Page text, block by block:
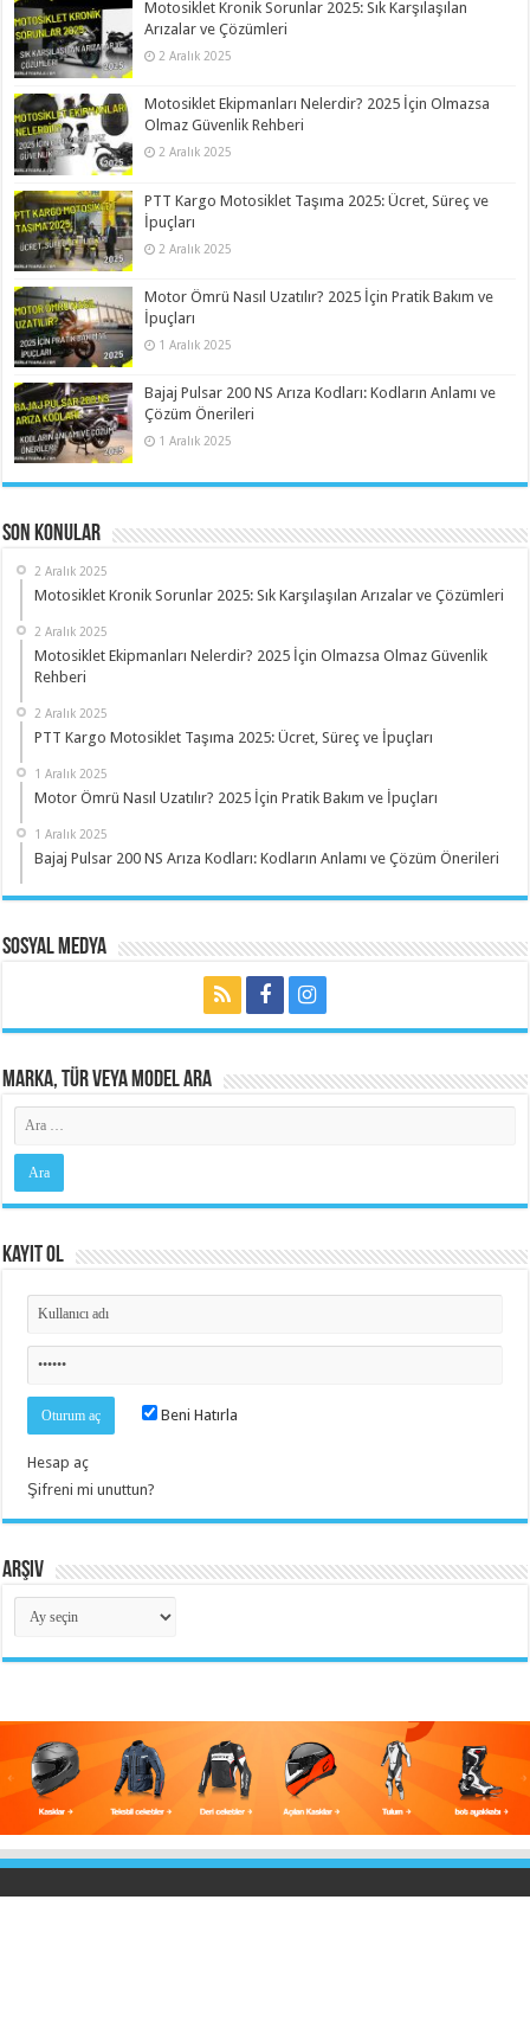
Motosiklet Kronik Sorunlar 2025: Sık Karşılaşılan
Arızalar ve Çözümleri
2 Aralık 2025
Motosiklet Ekipmanları Nelerdir? 2025 İçin Olmazsa
Olmaz Güvenlik Rehberi
2 Aralık 2025
PTT Kargo Motosiklet Taşıma 2025: Ücret, Süreç ve
İpuçları
2 Aralık 2025
Motor Ömrü Nasıl Uzatılır? 2025 İçin Pratik Bakım ve
İpuçları
1 Aralık 2025
Bajaj Pulsar 200 NS Arıza Kodları: Kodların Anlamı ve
Çözüm Önerileri
1 Aralık 2025
Son Konular
2 Aralık 2025
Motosiklet Kronik Sorunlar 2025: Sık Karşılaşılan Arızalar ve Çözümleri
2 Aralık 2025
Motosiklet Ekipmanları Nelerdir? 2025 İçin Olmazsa Olmaz Güvenlik
Rehberi
2 Aralık 2025
PTT Kargo Motosiklet Taşıma 2025: Ücret, Süreç ve İpuçları
1 Aralık 2025
Motor Ömrü Nasıl Uzatılır? 2025 İçin Pratik Bakım ve İpuçları
1 Aralık 2025
Bajaj Pulsar 200 NS Arıza Kodları: Kodların Anlamı ve Çözüm Önerileri
Sosyal Medya
MARKA, TÜR VEYA MODEL ARA
Kayıt OL
Beni Hatırla
Hesap aç
Şifreni mi unuttun?
Arşiv
Arşiv